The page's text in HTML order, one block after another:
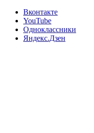
Вконтакте
YouTube
Одноклассники
Яндекс.Дзен